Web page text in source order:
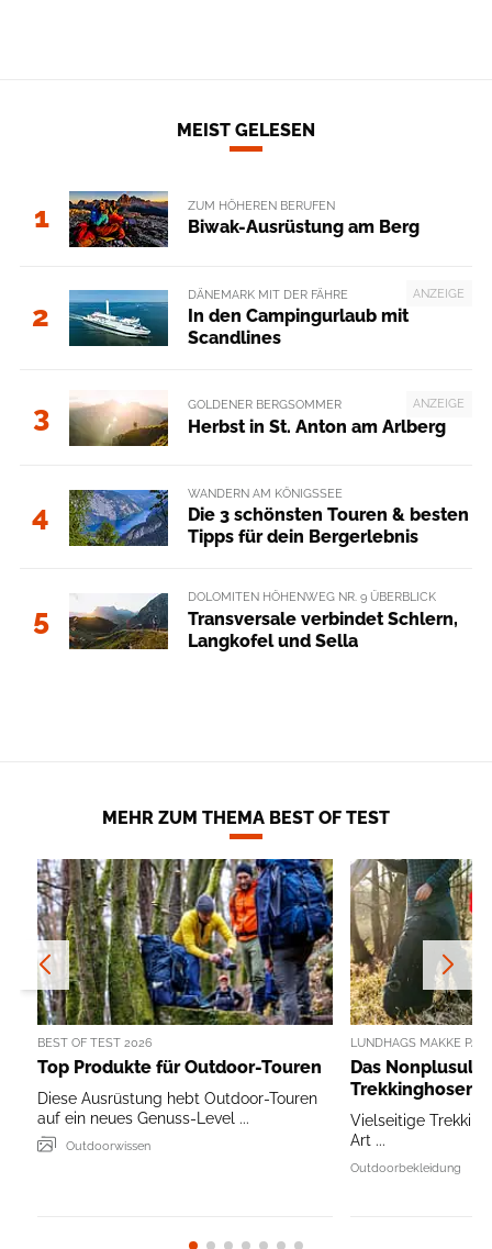
MEIST GELESEN
1 ZUM HÖHEREN BERUFEN
Biwak-Ausrüstung am Berg
2
ANZEIGE
DÄNEMARK MIT DER FÄHRE
In den Campingurlaub mit
Scandlines
3 ANZEIGE
GOLDENER BERGSOMMER
Herbst in St. Anton am Arlberg
4
WANDERN AM KÖNIGSSEE
Die 3 schönsten Touren & besten
Tipps für dein Bergerlebnis
5
DOLOMITEN HÖHENWEG NR. 9 ÜBERBLICK
Transversale verbindet Schlern,
Langkofel und Sella
MEHR ZUM THEMA BEST OF TEST
BEST OF TEST 2026
Top Produkte für Outdoor-Touren
Diese Ausrüstung hebt Outdoor-Touren
auf ein neues Genuss-Level ...
Outdoorwissen
LUNDHAGS MAKKE
Das
Trekkinghosen
Vielseitige
Art ...
Outdoorbekleidung